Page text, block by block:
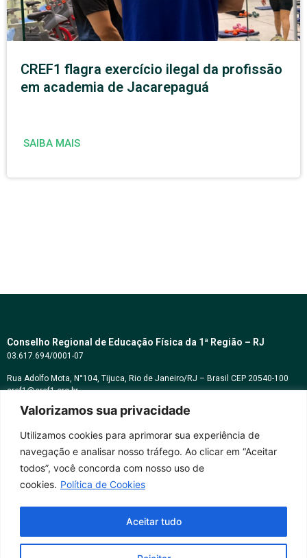
Valorizamos sua privacidade
Utilizamos cookies para aprimorar sua experiência de
navegação e analisar nosso tráfego. Ao clicar em “Aceitar
todos”, você concorda com nosso uso de
cookies. Política de Cookies
Aceitar tudo
CREF1 flagra exercício ilegal da profissão
em academia de Jacarepaguá
SAIBA MAIS
Conselho Regional de Educação Física da 1ª Região – RJ
03.617.694/0001-07
Rua Adolfo Mota, N°104, Tijuca, Rio de Janeiro/RJ – Brasil CEP 20540-100
cref1@cref1.org.br
Assessoria de comunicação:
Horários de atendimento:
Whatsapp: (21) 2569-2398